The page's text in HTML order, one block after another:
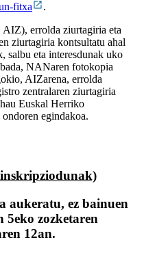
fitxa
.
errolda ziurtagiria eta
ziurtagiria kontsultatu ahal
salbu eta interesdunak uko
NANaren fotokopia
AIZarena, errolda
zentralaren ziurtagiria
Euskal Herriko
egindakoa.
aukeratu, ez bainuen
zozketaren
12an.